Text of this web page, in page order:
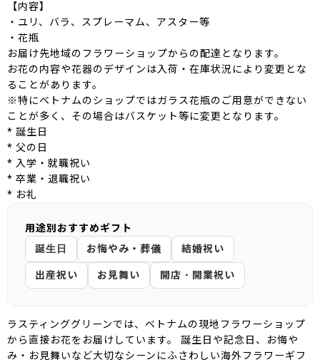
【内容】
・ユリ、バラ、スプレーマム、アスター等
・花瓶
お届け先地域のフラワーショップからの配達となります。
お花の内容や花器のデザインは入荷・在庫状況により変更とな
ることがあります。
※特にベトナムのショップではガラス花瓶のご用意ができない
ことが多く、その場合はバスケット等に変更となります。
* 誕生日
* 父の日
* 入学・就職祝い
* 卒業・退職祝い
* お礼
用途別おすすめギフト
誕生日
お悔やみ・葬儀
結婚祝い
出産祝い
お見舞い 開店・開業祝い
ラスティンググリーンでは、ベトナムの現地フラワーショップ
から直接お花をお届けしています。 誕生日や記念日、お悔や
み・お見舞いなど大切なシーンにふさわしい海外フラワーギフ